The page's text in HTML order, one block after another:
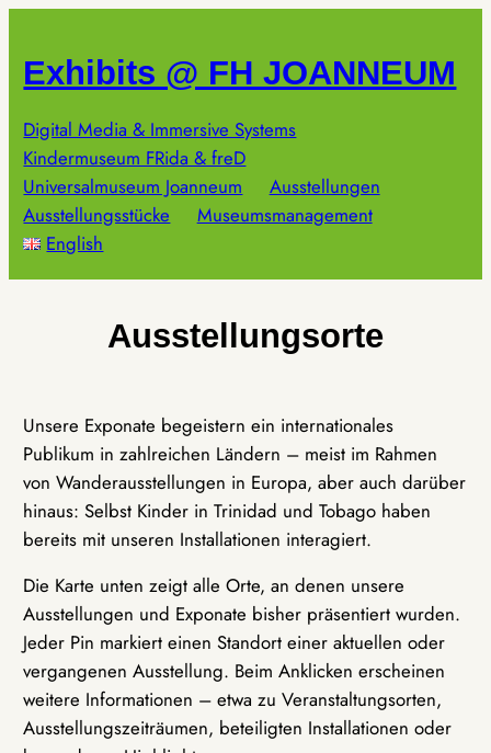
springen
Exhibits @ FH JOANNEUM
Digital Media & Immersive Systems
Kindermuseum FRida & freD
Universalmuseum Joanneum
Ausstellungen
Ausstellungsstücke
Museumsmanagement
English
Ausstellungsorte
Unsere Exponate begeistern ein internationales
Publikum in zahlreichen Ländern – meist im Rahmen
von Wanderausstellungen in Europa, aber auch darüber
hinaus: Selbst Kinder in Trinidad und Tobago haben
bereits mit unseren Installationen interagiert.
Die Karte unten zeigt alle Orte, an denen unsere
Ausstellungen und Exponate bisher präsentiert wurden.
Jeder Pin markiert einen Standort einer aktuellen oder
vergangenen Ausstellung. Beim Anklicken erscheinen
weitere Informationen – etwa zu Veranstaltungsorten,
Ausstellungszeiträumen, beteiligten Installationen oder